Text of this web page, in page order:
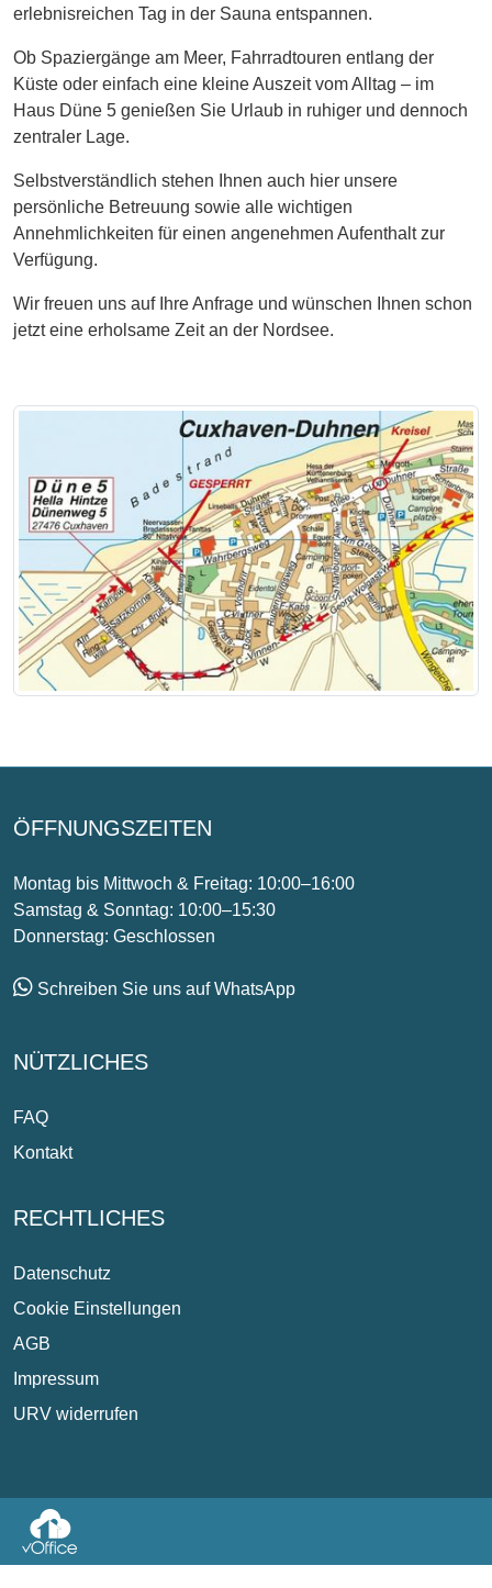
erlebnisreichen Tag in der Sauna entspannen.
Ob Spaziergänge am Meer, Fahrradtouren entlang der
Küste oder einfach eine kleine Auszeit vom Alltag – im
Haus Düne 5 genießen Sie Urlaub in ruhiger und dennoch
zentraler Lage.
Selbstverständlich stehen Ihnen auch hier unsere
persönliche Betreuung sowie alle wichtigen
Annehmlichkeiten für einen angenehmen Aufenthalt zur
Verfügung.
Wir freuen uns auf Ihre Anfrage und wünschen Ihnen schon
jetzt eine erholsame Zeit an der Nordsee.
ÖFFNUNGSZEITEN
Montag bis Mittwoch & Freitag: 10:00–16:00
Samstag & Sonntag: 10:00–15:30
Donnerstag: Geschlossen
Schreiben Sie uns auf WhatsApp
NÜTZLICHES
FAQ
Kontakt
RECHTLICHES
Datenschutz
Cookie Einstellungen
AGB
Impressum
URV widerrufen